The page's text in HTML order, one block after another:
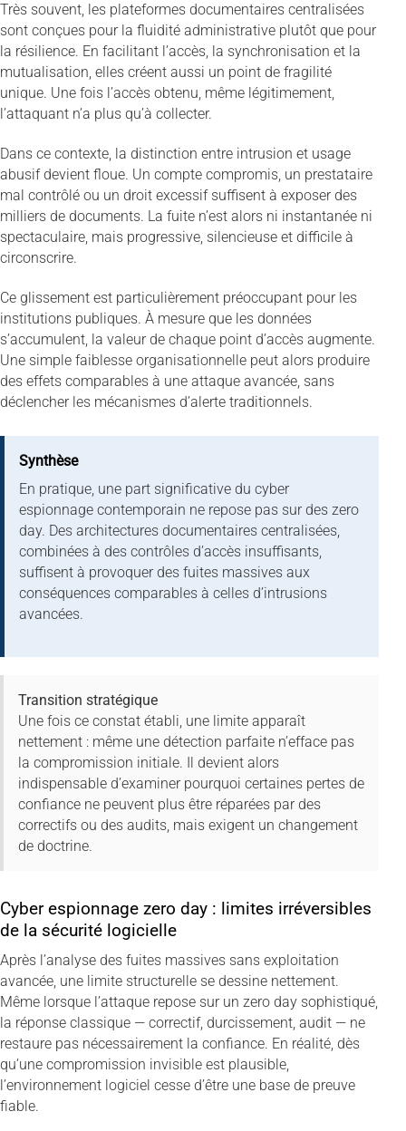
Très souvent, les plateformes documentaires centralisées
sont conçues pour la fluidité administrative plutôt que pour
la résilience. En facilitant l’accès, la synchronisation et la
mutualisation, elles créent aussi un point de fragilité
unique. Une fois l’accès obtenu, même légitimement,
l’attaquant n’a plus qu’à collecter.
Dans ce contexte, la distinction entre intrusion et usage
abusif devient floue. Un compte compromis, un prestataire
mal contrôlé ou un droit excessif suffisent à exposer des
milliers de documents. La fuite n’est alors ni instantanée ni
spectaculaire, mais progressive, silencieuse et difficile à
circonscrire.
Ce glissement est particulièrement préoccupant pour les
institutions publiques. À mesure que les données
s’accumulent, la valeur de chaque point d’accès augmente.
Une simple faiblesse organisationnelle peut alors produire
des effets comparables à une attaque avancée, sans
déclencher les mécanismes d’alerte traditionnels.
Synthèse
En pratique, une part significative du cyber
espionnage contemporain ne repose pas sur des zero
day. Des architectures documentaires centralisées,
combinées à des contrôles d’accès insuffisants,
suffisent à provoquer des fuites massives aux
conséquences comparables à celles d’intrusions
avancées.
Transition stratégique
Une fois ce constat établi, une limite apparaît
nettement : même une détection parfaite n’efface pas
la compromission initiale. Il devient alors
indispensable d’examiner pourquoi certaines pertes de
confiance ne peuvent plus être réparées par des
correctifs ou des audits, mais exigent un changement
de doctrine.
Cyber espionnage zero day : limites irréversibles
de la sécurité logicielle
Après l’analyse des fuites massives sans exploitation
avancée, une limite structurelle se dessine nettement.
Même lorsque l’attaque repose sur un zero day sophistiqué,
la réponse classique — correctif, durcissement, audit — ne
restaure pas nécessairement la confiance. En réalité, dès
qu’une compromission invisible est plausible,
l’environnement logiciel cesse d’être une base de preuve
fiable.